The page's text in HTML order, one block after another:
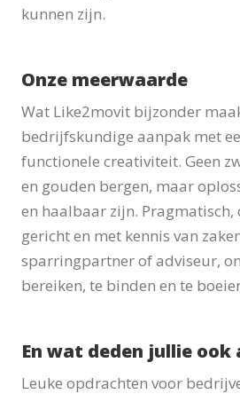
kunnen zijn.
Onze meerwaarde
Wat Like2movit bijzonder
bedrijfskundige aanpak met
functionele creativiteit. Geen
en gouden bergen, maar
en haalbaar zijn. Pragmatisch,
gericht en met kennis van
sparringpartner of adviseur,
bereiken, te binden en te
En wat deden jullie ook
Leuke opdrachten voor